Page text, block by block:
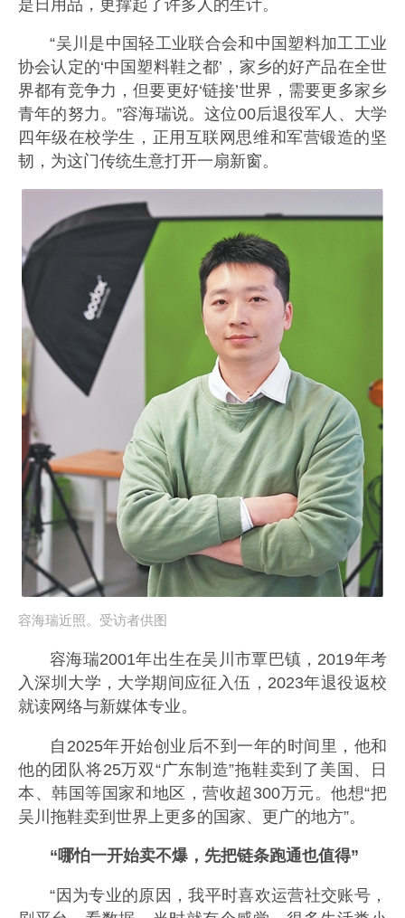
是日用品，更撑起了许多人的生计。
“吴川是中国轻工业联合会和中国塑料加工工业
协会认定的‘中国塑料鞋之都’，家乡的好产品在全世
界都有竞争力，但要更好‘链接’世界，需要更多家乡
青年的努力。”容海瑞说。这位00后退役军人、大学
四年级在校学生，正用互联网思维和军营锻造的坚
韧，为这门传统生意打开一扇新窗。
容海瑞近照。受访者供图
容海瑞2001年出生在吴川市覃巴镇，2019年考
入深圳大学，大学期间应征入伍，2023年退役返校
就读网络与新媒体专业。
自2025年开始创业后不到一年的时间里，他和
他的团队将25万双“广东制造”拖鞋卖到了美国、日
本、韩国等国家和地区，营收超300万元。他想“把
吴川拖鞋卖到世界上更多的国家、更广的地方”。
“哪怕一开始卖不爆，先把链条跑通也值得”
“因为专业的原因，我平时喜欢运营社交账号，